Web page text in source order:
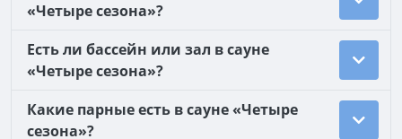
«Четыре сезона»?
Есть ли бассейн или зал в сауне
«Четыре сезона»?
Какие парные есть в сауне «Четыре
сезона»?